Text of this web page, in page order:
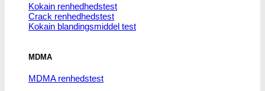
Kokain renhedhedstest
Crack renhedhedstest
Kokain blandingsmiddel test
MDMA
MDMA renhedstest